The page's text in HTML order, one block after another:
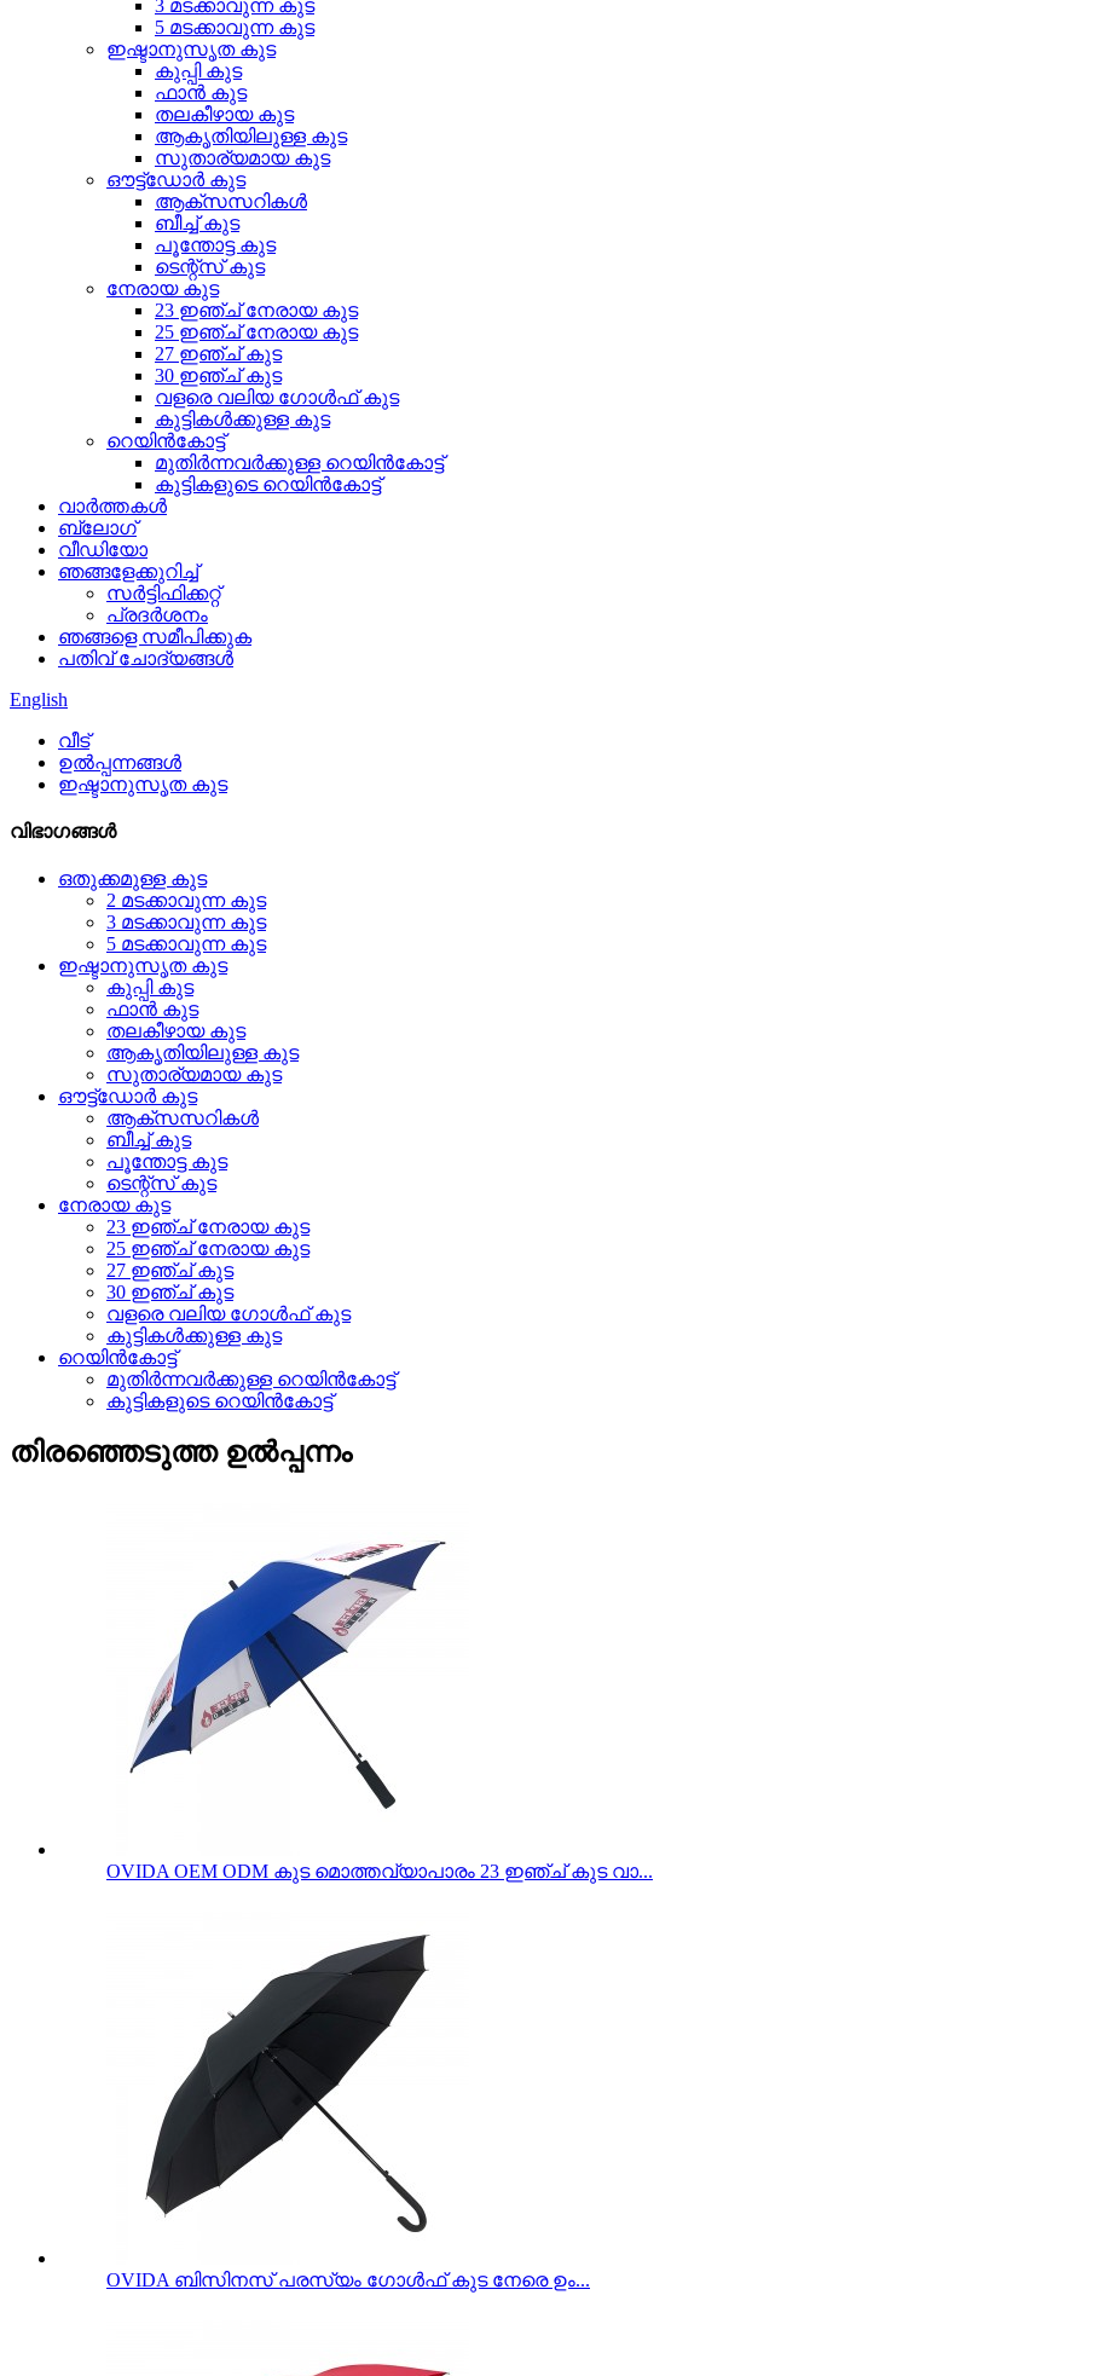
3 മടക്കാവുന്ന കുട
5 മടക്കാവുന്ന കുട
ഇഷ്ടാനുസൃത കുട
കുപ്പി കുട
ഫാൻ കുട
തലകീഴായ കുട
ആകൃതിയിലുള്ള കുട
സുതാര്യമായ കുട
ഔട്ട്ഡോർ കുട
ആക്‌സസറികൾ
ബീച്ച് കുട
പൂന്തോട്ട കുട
ടെന്റ്സ് കുട
നേരായ കുട
23 ഇഞ്ച് നേരായ കുട
25 ഇഞ്ച് നേരായ കുട
27 ഇഞ്ച് കുട
30 ഇഞ്ച് കുട
വളരെ വലിയ ഗോൾഫ് കുട
കുട്ടികൾക്കുള്ള കുട
റെയിൻകോട്ട്
മുതിർന്നവർക്കുള്ള റെയിൻകോട്ട്
കുട്ടികളുടെ റെയിൻകോട്ട്
വാർത്തകൾ
ബ്ലോഗ്
വീഡിയോ
ഞങ്ങളേക്കുറിച്ച്
സർട്ടിഫിക്കറ്റ്
പ്രദർശനം
ഞങ്ങളെ സമീപിക്കുക
പതിവ് ചോദ്യങ്ങൾ
English
വീട്
ഉൽപ്പന്നങ്ങൾ
ഇഷ്ടാനുസൃത കുട
വിഭാഗങ്ങൾ
ഒതുക്കമുള്ള കുട
2 മടക്കാവുന്ന കുട
3 മടക്കാവുന്ന കുട
5 മടക്കാവുന്ന കുട
ഇഷ്ടാനുസൃത കുട
കുപ്പി കുട
ഫാൻ കുട
തലകീഴായ കുട
ആകൃതിയിലുള്ള കുട
സുതാര്യമായ കുട
ഔട്ട്ഡോർ കുട
ആക്‌സസറികൾ
ബീച്ച് കുട
പൂന്തോട്ട കുട
ടെന്റ്സ് കുട
നേരായ കുട
23 ഇഞ്ച് നേരായ കുട
25 ഇഞ്ച് നേരായ കുട
27 ഇഞ്ച് കുട
30 ഇഞ്ച് കുട
വളരെ വലിയ ഗോൾഫ് കുട
കുട്ടികൾക്കുള്ള കുട
റെയിൻകോട്ട്
മുതിർന്നവർക്കുള്ള റെയിൻകോട്ട്
കുട്ടികളുടെ റെയിൻകോട്ട്
തിരഞ്ഞെടുത്ത ഉൽപ്പന്നം
OVIDA OEM ODM കുട മൊത്തവ്യാപാരം 23 ഇഞ്ച് കുട വാ...
OVIDA ബിസിനസ് പരസ്യം ഗോൾഫ് കുട നേരെ ഉം...